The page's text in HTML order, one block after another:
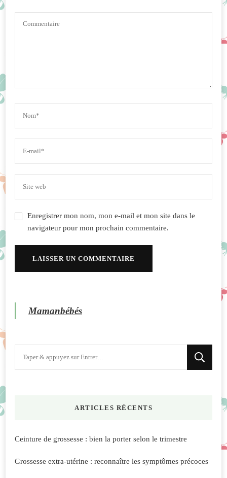
Enregistrer mon nom, mon e-mail et mon site dans le
navigateur pour mon prochain commentaire.
Mamanbébés
ARTICLES RÉCENTS
Ceinture de grossesse : bien la porter selon le trimestre
Grossesse extra-utérine : reconnaître les symptômes précoces